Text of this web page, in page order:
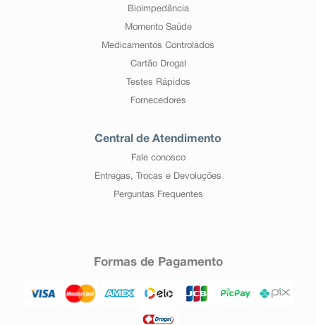
Bioimpedância
Momento Saúde
Medicamentos Controlados
Cartão Drogal
Testes Rápidos
Fornecedores
Central de Atendimento
Fale conosco
Entregas, Trocas e Devoluções
Perguntas Frequentes
Formas de Pagamento